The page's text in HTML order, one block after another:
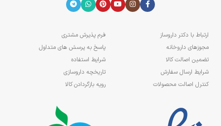
ارتباط با دکتر داروساز
مجوزهای داروخانه
تضمین اصالت کالا
شرایط ارسال سفارش
کنترل اصالت محصولات
فرم پذیرش مشتری
پاسخ به پرسش های متداول
شرایط استفاده
تاریخچه داروسازی
رویه بازگردادن کالا